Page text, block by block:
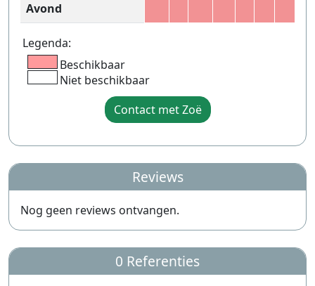
Avond
Legenda:
Beschikbaar
Niet beschikbaar
Contact met Zoë
Reviews
Nog geen reviews ontvangen.
0 Referenties